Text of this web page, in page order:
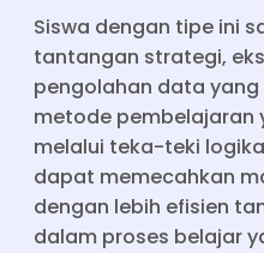
Siswa dengan tipe ini
tantangan strategi,
pengolahan data
metode pembelajaran
melalui teka-teki
dapat memecahkan
dengan lebih efisien
dalam proses belajar